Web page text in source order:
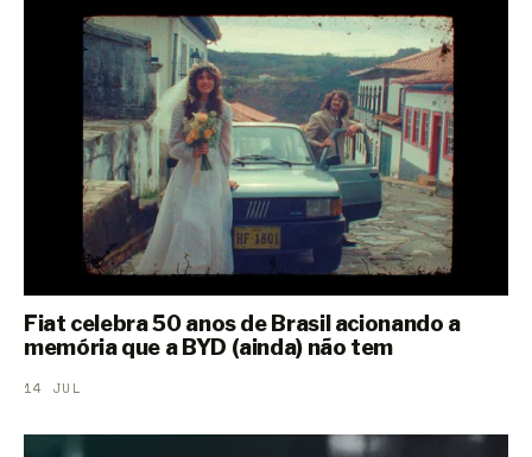
Fiat celebra 50 anos de Brasil acionando a
memória que a BYD (ainda) não tem
14 JUL